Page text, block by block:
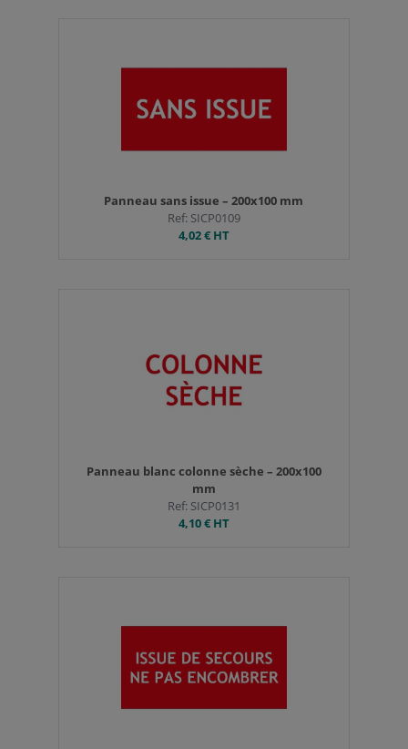
Panneau sans issue – 200x100 mm
Ref: SICP0109
4,02 €HT
Panneau blanc colonne sèche – 200x100
mm
Ref: SICP0131
4,10 €HT